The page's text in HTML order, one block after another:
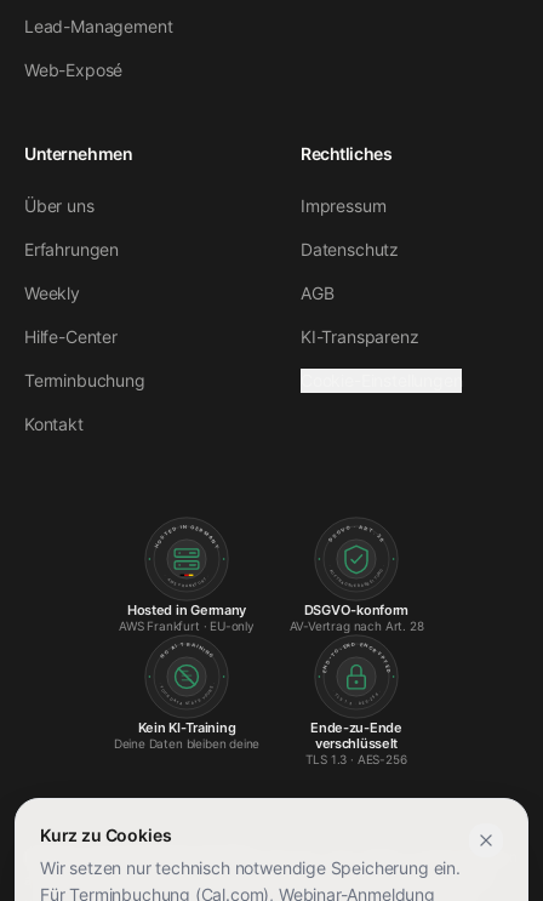
Lead-Management
Web-Exposé
Unternehmen
Über uns
Erfahrungen
Weekly
Hilfe-Center
Terminbuchung
Kontakt
Rechtliches
Impressum
Datenschutz
AGB
KI-Transparenz
HOSTED IN GERMANY
· AWS FRANKFURT ·
Hosted in Germany
AWS Frankfurt · EU-only
DSGVO · ART. 28
· AUFTRAGSVERARBEITUNG ·
DSGVO-konform
AV-Vertrag nach Art. 28
NO AI TRAINING
· YOUR
DATA STAYS
YOURS ·
Kein KI-Training
Deine Daten bleiben deine
END-TO-END ENCRYPTED
· TLS 1.3 · AES-256 ·
Ende-zu-Ende
verschlüsselt
TLS 1.3 · AES-256
Hinweis zu KI-generierten Inhalten:
Teile der Texte, Bilder und Illustrationen
auf dieser Website wurden mithilfe generativer KI erstellt oder unterstützt
Kurz zu Cookies
Wir setzen nur technisch notwendige Speicherung ein.
Für Terminbuchung (Cal.com), Webinar-Anmeldung